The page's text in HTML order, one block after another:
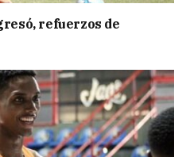
refuerzos de